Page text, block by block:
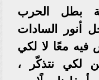
بطل الحرب
أنور السادات
فيه معًا لا لكي
لكي نتذكّر ،